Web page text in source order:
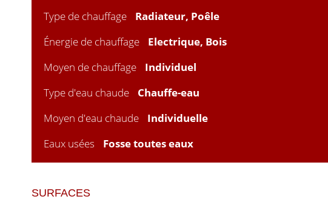
Type de chauffage
Radiateur, Poêle
Énergie de chauffage
Electrique, Bois
Moyen de chauffage
Individuel
Type d'eau chaude
Chauffe-eau
Moyen d'eau chaude
Individuelle
Eaux usées
Fosse toutes eaux
SURFACES